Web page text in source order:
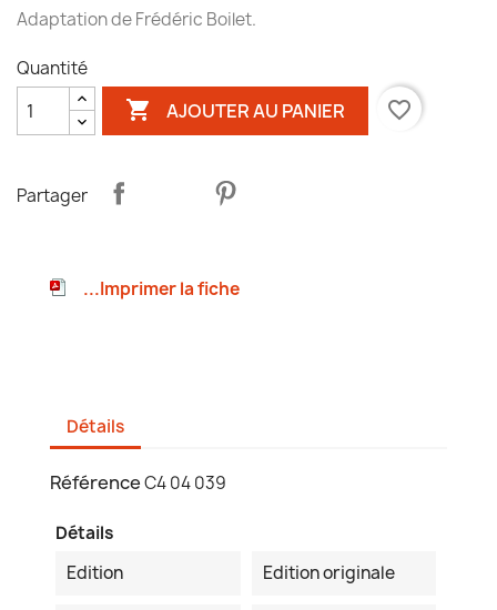
Adaptation de Frédéric Boilet.
Quantité
 AJOUTER AU PANIER favorite_border
Partager
...Imprimer la fiche
Détails
RéférenceC4 04 039
Détails
Edition
Edition originale